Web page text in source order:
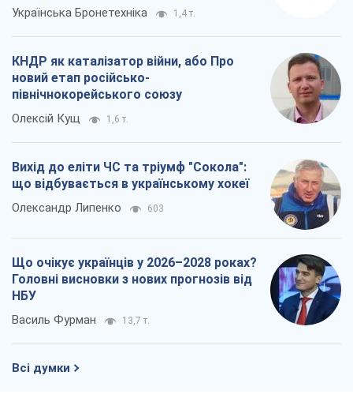
Українська Бронетехніка 1,4 т.
КНДР як каталізатор війни, або Про
новий етап російсько-
північнокорейського союзу
Олексій Кущ 1,6 т.
Вихід до еліти ЧС та тріумф "Сокола":
що відбувається в українському хокеї
Олександр Липенко 603
Що очікує українців у 2026–2028 роках?
Головні висновки з нових прогнозів від
НБУ
Василь Фурман 13,7 т.
Всі думки